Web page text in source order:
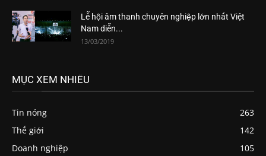
Lễ hội âm thanh chuyên nghiệp lớn nhất Việt
Nam diễn...
13/03/2019
MỤC XEM NHIỀU
Tin nóng
263
Thế giới
142
Doanh nghiệp
105